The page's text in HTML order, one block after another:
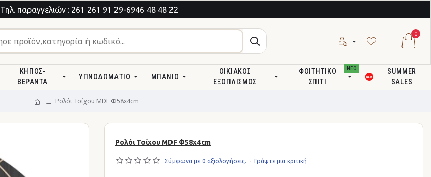
Τηλ. παραγγελιών : 261 261 91 29-6946 48 48 22
0
ΚΉΠΟΣ-
ΒΕΡΆΝΤΑ
ΥΠΝΟΔΩΜΆΤΙΟ ΜΠΆΝΙΟ
ΟΙΚΙΑΚΌΣ
ΕΞΟΠΛΙΣΜΌΣ
ΦΟΙΤΗΤΙΚΌ
ΣΠΊΤΙ
ΝΕΟ
SUMMER
SALES
Ρολόι Τοίχου MDF Φ58x4cm
Ρολόι Τοίχου MDF Φ58x4cm
Σύμφωνα με 0 αξιολογήσεις. - Γράψτε μια κριτική